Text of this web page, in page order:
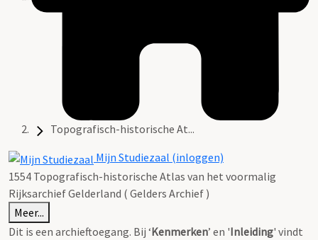
Topografisch-historische At...
Mijn Studiezaal (inloggen)
1554 Topografisch-historische Atlas van het voormalig
Rijksarchief Gelderland ( Gelders Archief )
Meer...
Dit is een archieftoegang. Bij ‘Kenmerken’ en 'Inleiding' vindt